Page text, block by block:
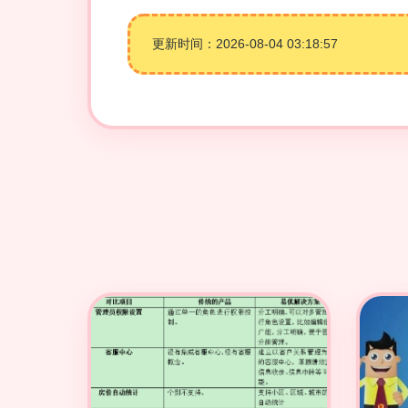
更新时间：2026-08-04 03:18:57